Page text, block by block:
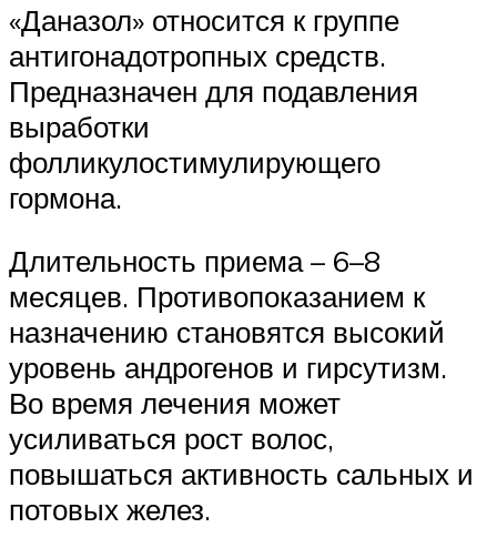
«Даназол» относится к группе
антигонадотропных средств.
Предназначен для подавления
выработки
фолликулостимулирующего
гормона.
Длительность приема – 6–8
месяцев. Противопоказанием к
назначению становятся высокий
уровень андрогенов и гирсутизм.
Во время лечения может
усиливаться рост волос,
повышаться активность сальных и
потовых желез.